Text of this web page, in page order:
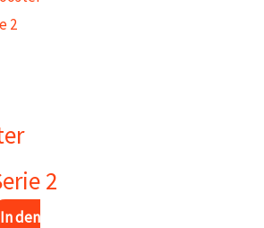
2
In den